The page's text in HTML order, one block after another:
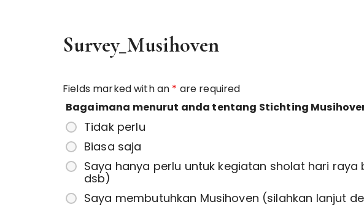
Survey_Musihoven
Fields marked with an * are required
Bagaimana menurut anda tentang Stichting
Tidak perlu
Biasa saja
Saya hanya perlu untuk kegiatan sholat hari raya
dsb)
Saya membutuhkan Musihoven (silahkan lanjut